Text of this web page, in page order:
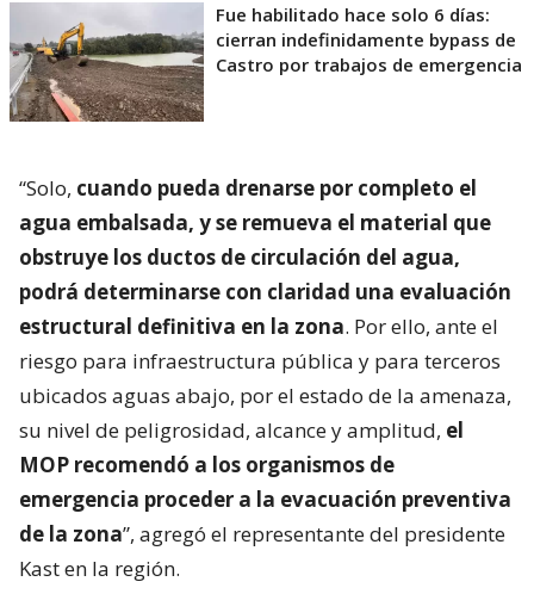
Fue habilitado hace solo 6 días:
cierran indefinidamente bypass de
Castro por trabajos de emergencia
“Solo, cuando pueda drenarse por completo el
agua embalsada, y se remueva el material que
obstruye los ductos de circulación del agua,
podrá determinarse con claridad una evaluación
estructural definitiva en la zona. Por ello, ante el
riesgo para infraestructura pública y para terceros
ubicados aguas abajo, por el estado de la amenaza,
su nivel de peligrosidad, alcance y amplitud, el
MOP recomendó a los organismos de
emergencia proceder a la evacuación preventiva
de la zona”, agregó el representante del presidente
Kast en la región.